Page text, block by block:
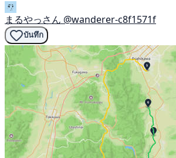
まるやっさん @wanderer-c8f1571f
บันทึก